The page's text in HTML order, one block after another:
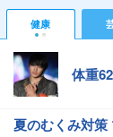
健康
体重
夏のむくみ対策